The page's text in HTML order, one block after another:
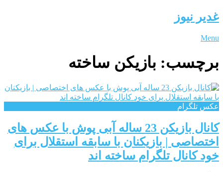
غدیر نیوز
Menu
برچسب: بازیکن ساخته
عکس تلگرام
کانال بازیکن 23 ساله آبی پوش با عکس های
اختصاصی | بازیکنان با سابقه استقلال برای
خود کانال تلگرام ساخته اند